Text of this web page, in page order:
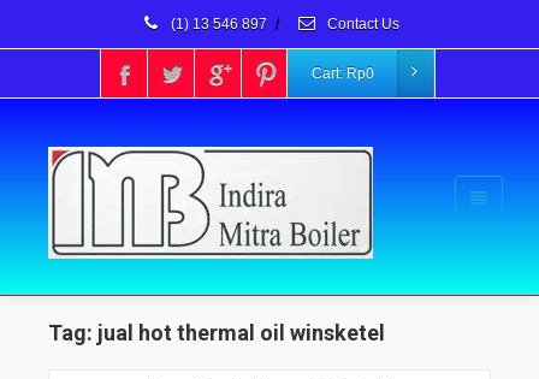
(1) 13 546 897 / Contact Us
Cart: Rp0
Tag: jual hot thermal oil winsketel